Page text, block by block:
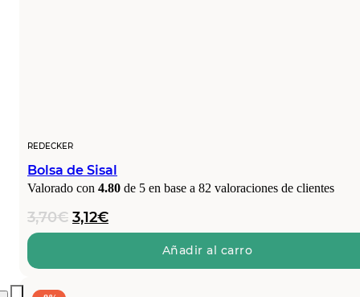
REDECKER
Bolsa de Sisal
Valorado con 4.80 de 5 en base a 82 valoraciones de clientes
3,70€ El
precio
era:
3,12€El
precio
es:
Añadir al carro